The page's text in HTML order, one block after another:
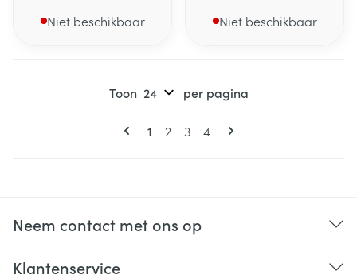
Niet beschikbaar Niet beschikbaar
Pagina's
U lees momenteel pagina
1 Pagina
2 Pagina
3 Pagina
4
Toon per pagina
Neem contact met ons op
Klantenservice